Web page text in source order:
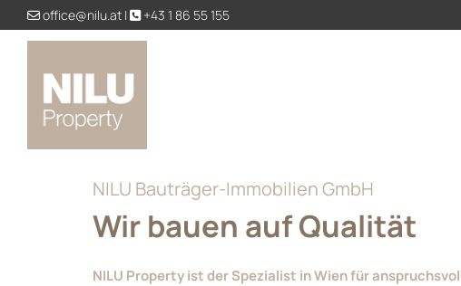
 office@nilu.at |  +43 1 86 55 155
NILU Bauträger-Immobilien GmbH
Wir bauen auf Qualität
NILU Property ist der Spezialist in Wien für